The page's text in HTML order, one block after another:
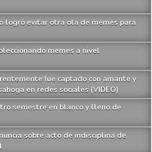
logró evitar otra ola de memes para
memes a nivel
fue captado con amante y
en redes sociales (VIDEO)
semestre en blanco y lleno de
sobre acto de indisciplina de